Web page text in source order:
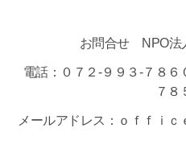
お問合せ NPO法
電話：０７２-９９３-７８
７８
メールアドレス：ｏｆｆｉ